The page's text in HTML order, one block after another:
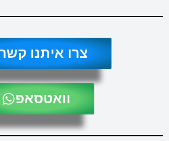
צרו איתנו
וואטסאפ